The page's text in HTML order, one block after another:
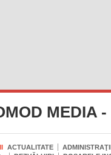
MEDIA
ACTUALITATE